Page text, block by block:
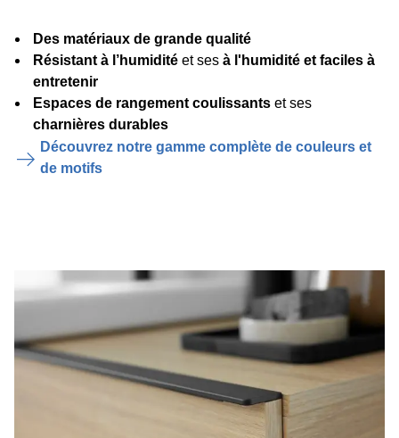
Des matériaux de grande qualité
Résistant à l’humidité et ses à l'humidité et faciles à
entretenir
Espaces de rangement coulissants et ses
charnières durables
Découvrez notre gamme complète de couleurs et
de motifs